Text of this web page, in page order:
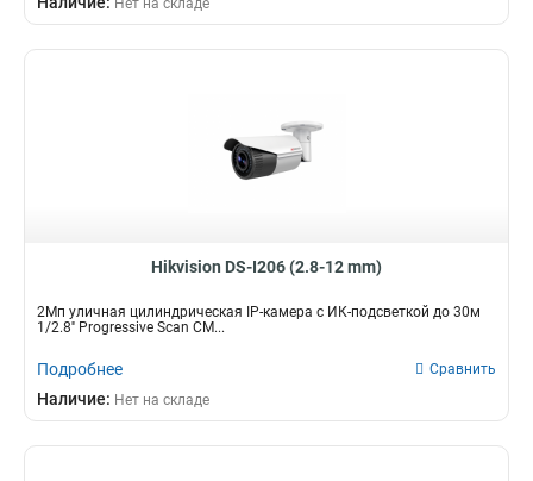
Нет на складе
Hikvision DS-I206 (2.8-12 mm)
2Мп уличная цилиндрическая IP-камера с ИК-подсветкой до 30м
1/2.8'' Progressive Scan CM...
Подробнее Сравнить
Наличие: Нет на складе